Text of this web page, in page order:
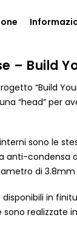
– Build
“Build
“head” per
sono le
anti-condensa
di 3.8mm
in
realizzate in